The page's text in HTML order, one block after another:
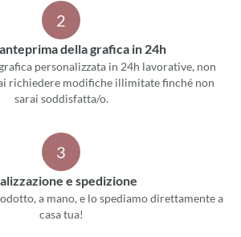
2
della grafica in 24h
personalizzata in 24h lavorative, non
richiedere modifiche illimitate finché non
sarai soddisfatta/o.
3
e spedizione
a mano, e lo spediamo direttamente a
casa tua!